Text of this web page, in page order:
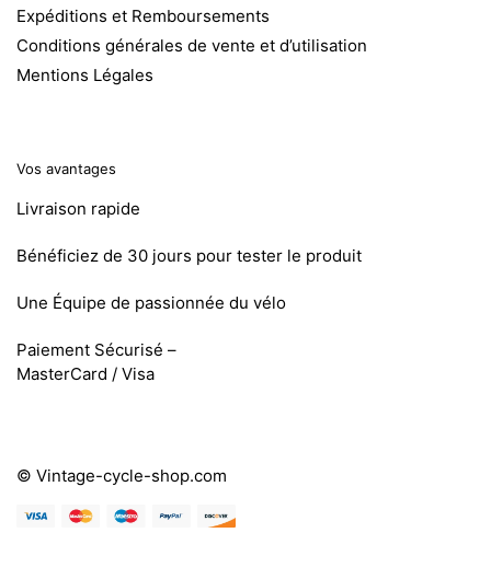
Expéditions et Remboursements
Conditions générales de vente et d’utilisation
Mentions Légales
Vos avantages
Livraison rapide
Bénéficiez de 30 jours pour tester le produit
Une Équipe de passionnée du vélo
Paiement Sécurisé –
MasterCard / Visa
© Vintage-cycle-shop.com